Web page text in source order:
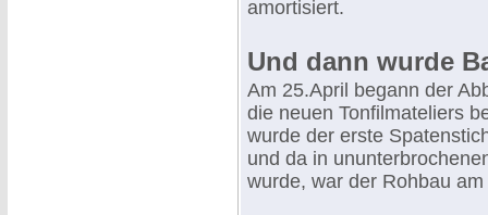
amortisiert.
Und dann wurde
Am 25.April begann der
die neuen Tonfilmateliers
wurde der erste
und da in
wurde, war der Rohbau